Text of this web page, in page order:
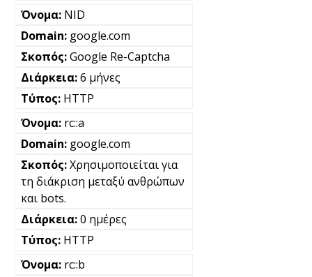
NID
google.com
Google Re-Captcha
6 μήνες
HTTP
rc::a
google.com
Χρησιμοποιείται για
τη διάκριση μεταξύ ανθρώπων
και bots.
0 ημέρες
HTTP
rc::b